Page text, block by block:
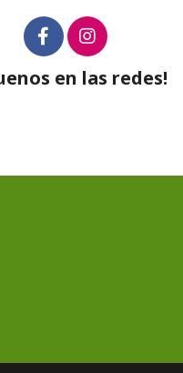
en las redes!